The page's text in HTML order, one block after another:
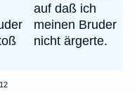
auf daß ich
meinen Bruder
nicht ärgerte.